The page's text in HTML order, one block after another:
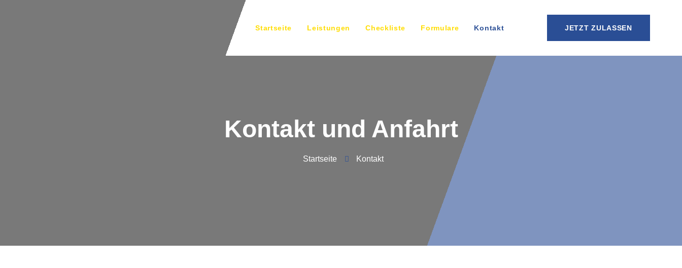
Startseite Leistungen Checkliste Formulare Kontakt JETZT ZULASSEN
Kontakt und Anfahrt
Startseite Kontakt